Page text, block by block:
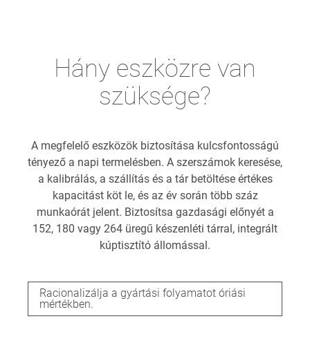
Hány eszközre van
szüksége?
A megfelelő eszközök biztosítása kulcsfontosságú
tényező a napi termelésben. A szerszámok keresése,
a kalibrálás, a szállítás és a tár betöltése értékes
kapacitást köt le, és az év során több száz
munkaórát jelent. Biztosítsa gazdasági előnyét a
152, 180 vagy 264 üregű készenléti tárral, integrált
kúptisztító állomással.
Racionalizálja a gyártási folyamatot óriási
mértékben.